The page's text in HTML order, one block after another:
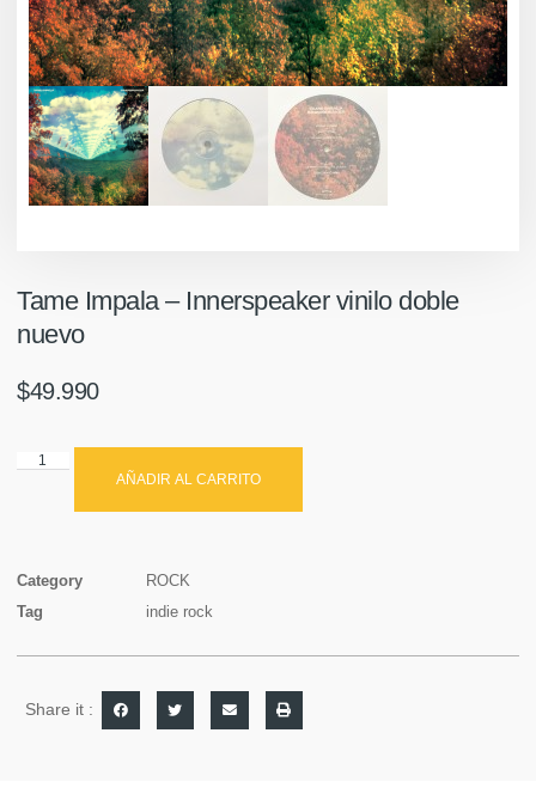
Tame Impala ‎– Innerspeaker vinilo doble
nuevo
$49.990
AÑADIR AL CARRITO
Category
ROCK
Tag
indie rock
Share it :